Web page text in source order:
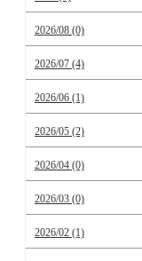
2026/08 (0)
2026/07 (4)
2026/06 (1)
2026/05 (2)
2026/04 (0)
2026/03 (0)
2026/02 (1)